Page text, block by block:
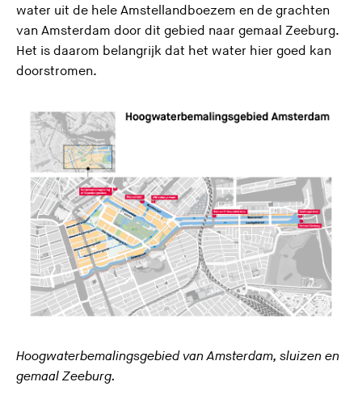
water uit de hele Amstellandboezem en de grachten
van Amsterdam door dit gebied naar gemaal Zeeburg.
Het is daarom belangrijk dat het water hier goed kan
doorstromen.
Hoogwaterbemalingsgebied van Amsterdam, sluizen en
gemaal Zeeburg.